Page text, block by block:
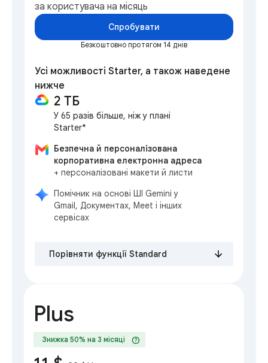
за користувача на місяць
Спробувати
Безкоштовно протягом 14 днів
Усі можливості Starter, а також наведене
нижче
2 ТБ
У 65 разів більше, ніж у плані
Starter*
Безпечна й персоналізована
корпоративна електронна адреса
+ персоналізовані макети й листи
Помічник на основі ШІ Gemini у
Gmail, Документах, Meet і інших
сервісах
Порівняти функції Standard
Plus
Знижка 50% на 3 місяці help